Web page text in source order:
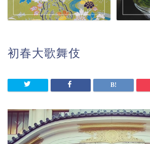
初春大歌舞伎